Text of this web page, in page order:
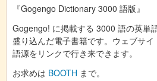
『Gogengo Dictionary 3000 語版』
Gogengo! に掲載する 3000 語の英単
盛り込んだ電子書籍です。ウェブサ
語源をリンクで行き来できます。
お求めは BOOTH まで。